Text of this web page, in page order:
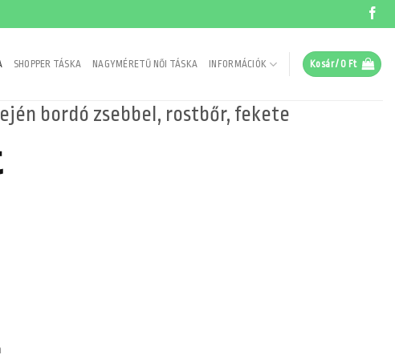
SHOPPER TÁSKA NAGYMÉRETŰ NŐI TÁSKA INFORMÁCIÓK Kosár / 0 Ft
bordó zsebbel, rostbőr, fekete